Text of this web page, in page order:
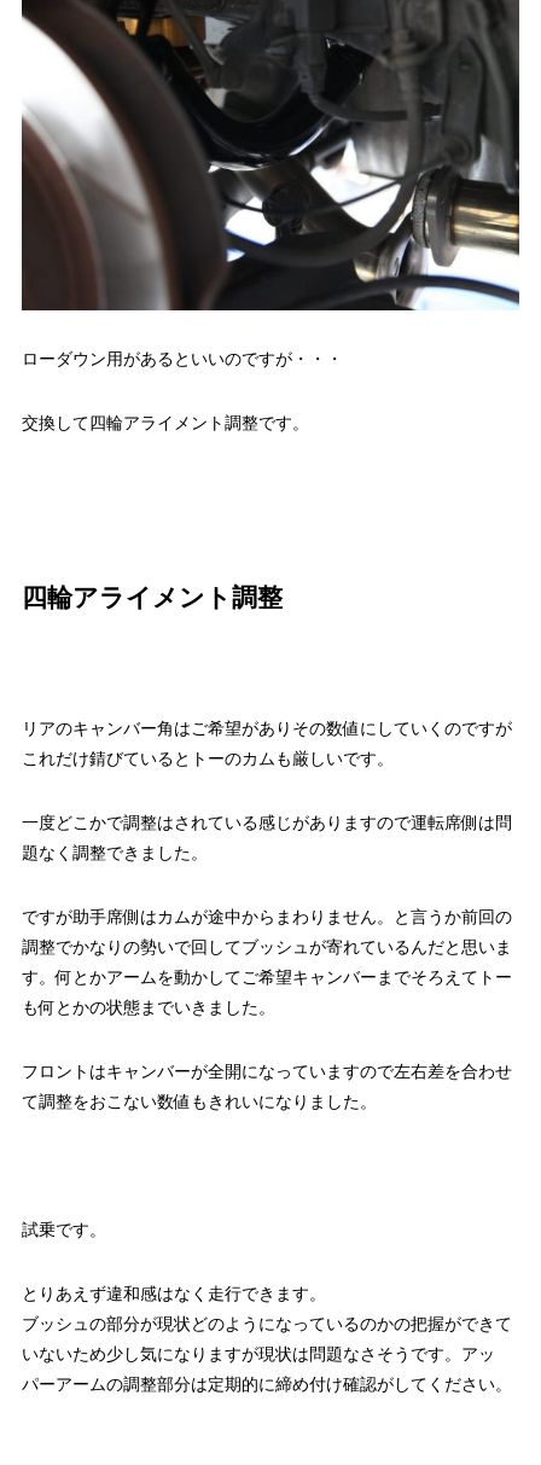
ローダウン用があるといいのですが・・・
交換して四輪アライメント調整です。
四輪アライメント調整
リアのキャンバー角はご希望がありその数値にしていくのですが
これだけ錆びているとトーのカムも厳しいです。
一度どこかで調整はされている感じがありますので運転席側は問
題なく調整できました。
ですが助手席側はカムが途中からまわりません。と言うか前回の
調整でかなりの勢いで回してブッシュが寄れているんだと思いま
す。何とかアームを動かしてご希望キャンバーまでそろえてトー
も何とかの状態までいきました。
フロントはキャンバーが全開になっていますので左右差を合わせ
て調整をおこない数値もきれいになりました。
試乗です。
とりあえず違和感はなく走行できます。
ブッシュの部分が現状どのようになっているのかの把握ができて
いないため少し気になりますが現状は問題なさそうです。アッ
パーアームの調整部分は定期的に締め付け確認がしてください。